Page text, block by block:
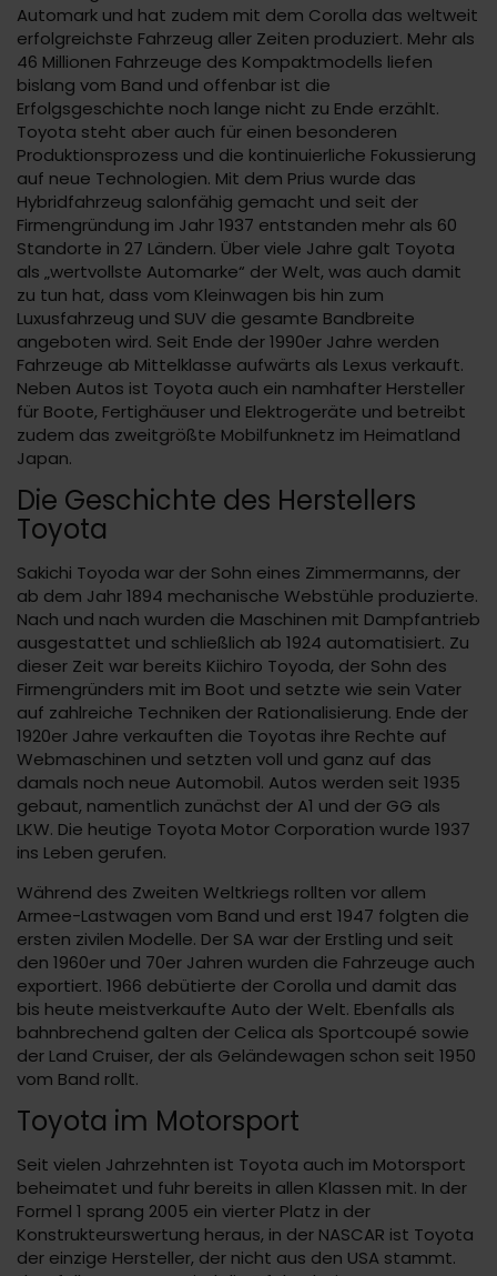
Automark und hat zudem mit dem Corolla das weltweit
erfolgreichste Fahrzeug aller Zeiten produziert. Mehr als
46 Millionen Fahrzeuge des Kompaktmodells liefen
bislang vom Band und offenbar ist die
Erfolgsgeschichte noch lange nicht zu Ende erzählt.
Toyota steht aber auch für einen besonderen
Produktionsprozess und die kontinuierliche Fokussierung
auf neue Technologien. Mit dem Prius wurde das
Hybridfahrzeug salonfähig gemacht und seit der
Firmengründung im Jahr 1937 entstanden mehr als 60
Standorte in 27 Ländern. Über viele Jahre galt Toyota
als „wertvollste Automarke“ der Welt, was auch damit
zu tun hat, dass vom Kleinwagen bis hin zum
Luxusfahrzeug und SUV die gesamte Bandbreite
angeboten wird. Seit Ende der 1990er Jahre werden
Fahrzeuge ab Mittelklasse aufwärts als Lexus verkauft.
Neben Autos ist Toyota auch ein namhafter Hersteller
für Boote, Fertighäuser und Elektrogeräte und betreibt
zudem das zweitgrößte Mobilfunknetz im Heimatland
Japan.
Die Geschichte des Herstellers
Toyota
Sakichi Toyoda war der Sohn eines Zimmermanns, der
ab dem Jahr 1894 mechanische Webstühle produzierte.
Nach und nach wurden die Maschinen mit Dampfantrieb
ausgestattet und schließlich ab 1924 automatisiert. Zu
dieser Zeit war bereits Kiichiro Toyoda, der Sohn des
Firmengründers mit im Boot und setzte wie sein Vater
auf zahlreiche Techniken der Rationalisierung. Ende der
1920er Jahre verkauften die Toyotas ihre Rechte auf
Webmaschinen und setzten voll und ganz auf das
damals noch neue Automobil. Autos werden seit 1935
gebaut, namentlich zunächst der A1 und der GG als
LKW. Die heutige Toyota Motor Corporation wurde 1937
ins Leben gerufen.
Während des Zweiten Weltkriegs rollten vor allem
Armee-Lastwagen vom Band und erst 1947 folgten die
ersten zivilen Modelle. Der SA war der Erstling und seit
den 1960er und 70er Jahren wurden die Fahrzeuge auch
exportiert. 1966 debütierte der Corolla und damit das
bis heute meistverkaufte Auto der Welt. Ebenfalls als
bahnbrechend galten der Celica als Sportcoupé sowie
der Land Cruiser, der als Geländewagen schon seit 1950
vom Band rollt.
Toyota im Motorsport
Seit vielen Jahrzehnten ist Toyota auch im Motorsport
beheimatet und fuhr bereits in allen Klassen mit. In der
Formel 1 sprang 2005 ein vierter Platz in der
Konstrukteurswertung heraus, in der NASCAR ist Toyota
der einzige Hersteller, der nicht aus den USA stammt.